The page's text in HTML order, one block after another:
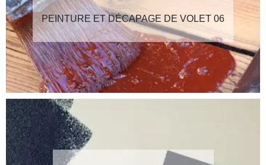
PEINTURE ET DÉCAPAGE DE VOLET 06